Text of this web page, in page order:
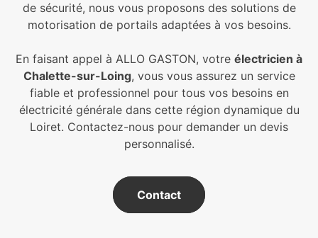
de sécurité, nous vous proposons des solutions de
motorisation de portails adaptées à vos besoins.
En faisant appel à ALLO GASTON, votre électricien à
Chalette-sur-Loing, vous vous assurez un service
fiable et professionnel pour tous vos besoins en
électricité générale dans cette région dynamique du
Loiret. Contactez-nous pour demander un devis
personnalisé.
Contact